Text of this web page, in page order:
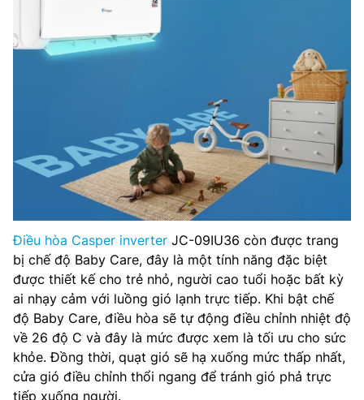
Điều hòa Casper inverter JC-09IU36 còn được trang
bị chế độ Baby Care, đây là một tính năng đặc biệt
được thiết kế cho trẻ nhỏ, người cao tuổi hoặc bất kỳ
ai nhạy cảm với luồng gió lạnh trực tiếp. Khi bật chế
độ Baby Care, điều hòa sẽ tự động điều chỉnh nhiệt độ
về 26 độ C và đây là mức được xem là tối ưu cho sức
khỏe. Đồng thời, quạt gió sẽ hạ xuống mức thấp nhất,
cửa gió điều chỉnh thổi ngang để tránh gió phả trực
tiếp xuống người.